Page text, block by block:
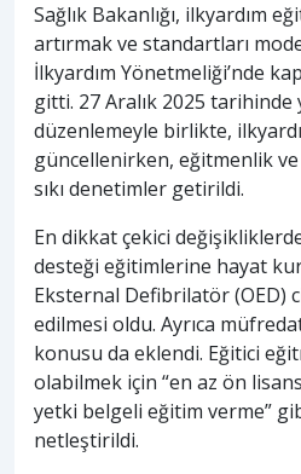
Sağlık Bakanlığı, ilkyardım
artırmak ve standartları
İlkyardım Yönetmeliği’nde
gitti. 27 Aralık 2025
düzenlemeyle birlikte,
güncellenirken, eğitmenlik
sıkı denetimler getirildi.
En dikkat çekici
desteği eğitimlerine hayat
Eksternal Defibrilatör (OED)
edilmesi oldu. Ayrıca
konusu da eklendi. Eğitici
olabilmek için “en az ön
yetki belgeli eğitim verme”
netleştirildi.